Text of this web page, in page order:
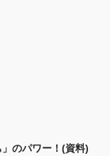
」のパワー！(資料)